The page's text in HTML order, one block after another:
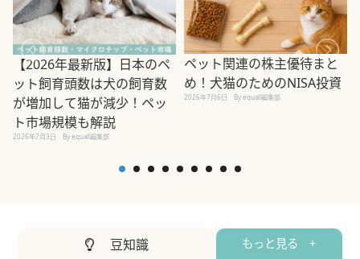
【2026年最新版】日本のペ
ット飼育頭数は犬の飼育数
が増加して猫が減少！ペッ
ト市場規模も解説
2026年7月3日 By equall編集部
ペット関連の株主優待まと
め！犬猫のためのNISA投資
2026年7月6日 By equall編集部
豆知識 もっと見る +